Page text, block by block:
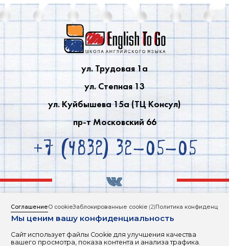
СоглашениеО cookieЗаблокированные cookie (2) Политика
Мы ценим вашу конфиденциальность
Сайт использует файлы Cookie для улучшения качества
вашего просмотра, показа контента и анализа трафика.
ул. Трудовая 1a
ул. Степная 13
ул. Куйбышева 15a (ТЦ Консул)
пр-т Московский 66
+7 (4832) 32-05-05
ИНФОРМАЦИЯ ДЛЯ СЛАБОВИДЯЩИХ
Политика обработки персональных данных
Copyright © 2000 - 2026